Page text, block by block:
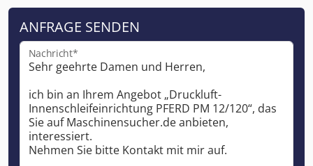
ANFRAGE SENDEN
Nachricht*